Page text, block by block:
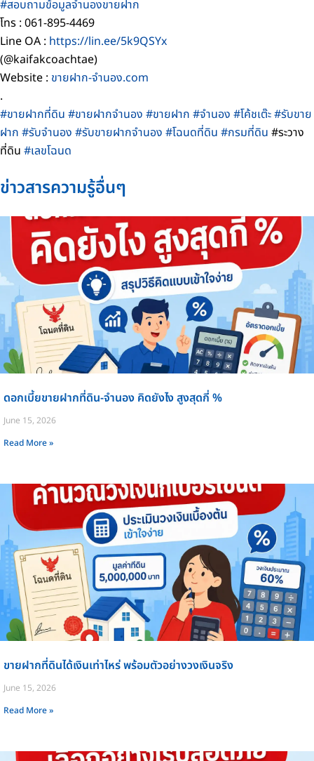
#สอบถามข้อมูลจำนองขายฝาก
โทร : 061-895-4469
Line OA : https://lin.ee/5k9QSYx
(@kaifakcoachtae)
Website : ขายฝาก-จำนอง.com
.
#ขายฝากที่ดิน #ขายฝากจำนอง #ขายฝาก #จำนอง #โค้ชเต๊ะ#รับขาย
ฝาก #รับจำนอง #รับขายฝากจำนอง #โฉนดที่ดิน #กรมที่ดิน #ระวาง
ที่ดิน #เลขโฉนด
ข่าวสารความรู้อื่นๆ
ดอกเบี้ยขายฝากที่ดิน-จำนอง คิดยังไง สูงสุดกี่ %
June 15, 2026
Read More »
ขายฝากที่ดินได้เงินเท่าไหร่ พร้อมตัวอย่างวงเงินจริง
June 15, 2026
Read More »